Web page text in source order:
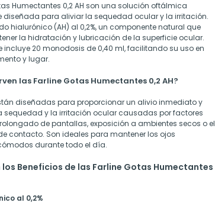
Humectantes 0,2 AH son una solución oftálmica
diseñada para aliviar la sequedad ocular y la irritación.
hialurónico (AH) al 0,2%, un componente natural que
la hidratación y lubricación de la superficie ocular.
incluye 20 monodosis de 0,40 ml, facilitando su uso en
y lugar.
las Farline Gotas Humectantes 0,2 AH?
diseñadas para proporcionar un alivio inmediato y
sequedad y la irritación ocular causadas por factores
de pantallas, exposición a ambientes secos o el
contacto. Son ideales para mantener los ojos
durante todo el día.
los Beneficios de las Farline Gotas Humectantes
al 0,2%